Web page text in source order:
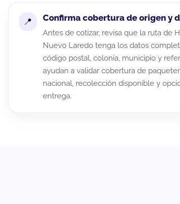
Confirma cobertura de origen y
Antes de cotizar, revisa que la ruta de
Nuevo Laredo tenga los datos
código postal, colonia, municipio y
ayudan a validar cobertura de
nacional, recolección disponible y
entrega.